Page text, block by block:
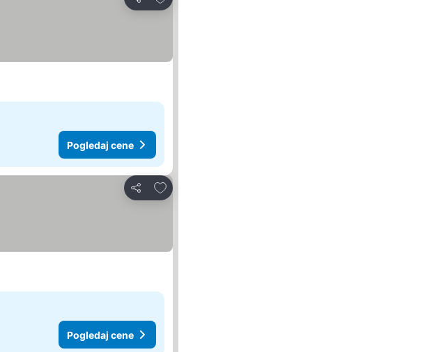
Deli
Pogledaj cene
Deli
Dodati u favorite
Pogledaj cene